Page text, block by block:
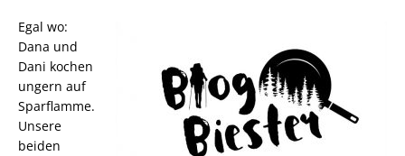
Egal wo:
Dana und
Dani kochen
ungern auf
Sparflamme.
Unsere
beiden